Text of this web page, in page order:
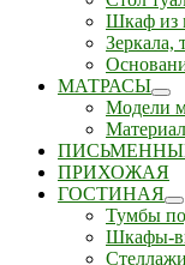
Шкаф из
Зеркала,
МАТРАСЫ
Модели
ПРИХОЖАЯ
ГОСТИНАЯ
Тумбы
Шкафы-